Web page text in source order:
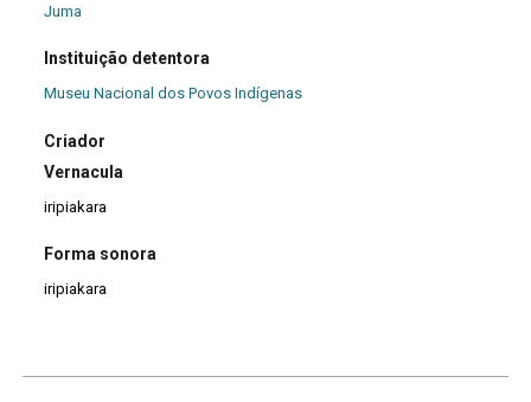
Juma
Instituição detentora
Museu Nacional dos Povos Indígenas
Criador
Vernacula
iripiakara
Forma sonora
iripiakara